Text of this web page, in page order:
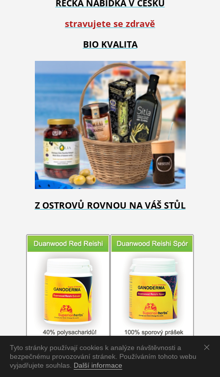
Tyto stránky používají cookies k analýze návštěvnosti a
bezpečnému provozování stránek. Používáním tohoto webu
vyjadřujete souhlas. Další informace
ŘECKÁ NABÍDKA V ČESKU
stravujete se zdravě
BIO KVALITA
Z OSTROVŮ ROVNOU NA VÁŠ STŮL